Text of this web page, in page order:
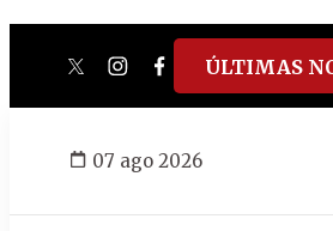
twitterinstagram
facebook
tiktokyoutube
ÚLTIMAS
07 ago 2026